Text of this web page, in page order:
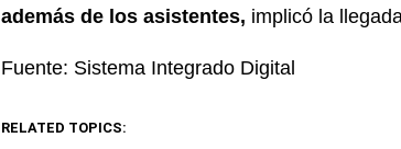
además de los asistentes, implicó la
Fuente: Sistema Integrado Digital
RELATED TOPICS: